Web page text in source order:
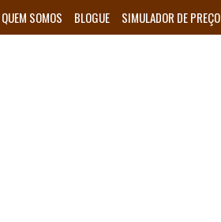
QUEM SOMOS BLOGUE SIMULADOR DE PREÇO